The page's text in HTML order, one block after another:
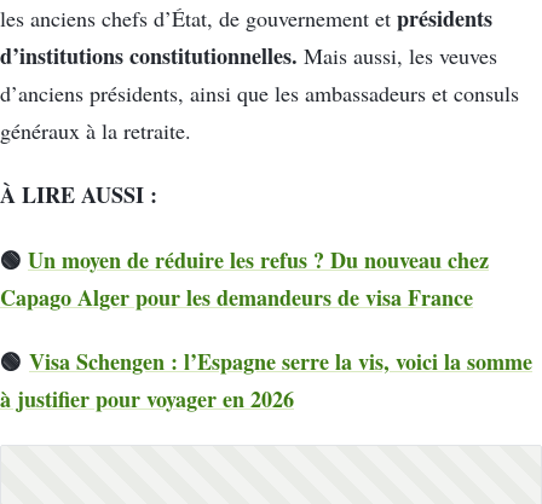
les anciens chefs d’État, de gouvernement et présidents
d’institutions constitutionnelles. Mais aussi, les veuves
d’anciens présidents, ainsi que les ambassadeurs et consuls
généraux à la retraite.
À LIRE AUSSI :
🟢 Un moyen de réduire les refus ? Du nouveau chez
Capago Alger pour les demandeurs de visa France
🟢 Visa Schengen : l’Espagne serre la vis, voici la somme
à justifier pour voyager en 2026